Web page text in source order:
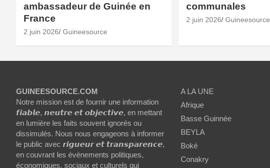
ambassadeur de Guinée en
France
2 juin 2026 Guineesource
communales
2 juin 2026 Guineesource
GUINEESOURCE.COM
Notre mission est de fournir une information
𝙛𝙞𝙖𝙗𝙡𝙚, 𝙣𝙚𝙪𝙩𝙧𝙚 𝙚𝙩 𝙤𝙗𝙟𝙚𝙘𝙩𝙞𝙫𝙚, en mettant
en lumière les faits souvent ignorés ou
dissimulés. Nous nous engageons à informer
le public avec 𝙧𝙞𝙜𝙪𝙚𝙪𝙧 𝙚𝙩 𝙩𝙧𝙖𝙣𝙨𝙥𝙖𝙧𝙚𝙣𝙘𝙚,
en couvrant les événements politiques,
économiques, sociaux et culturels qui
A LA UNE
Afrique
Basse Guinnée
BEYLA
Boké
Conakry